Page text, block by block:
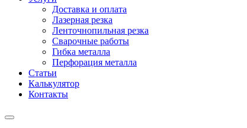
Доставка и оплата
Лазерная резка
Ленточнопильная резка
Сварочные работы
Гибка металла
Перфорация металла
Статьи
Калькулятор
Контакты